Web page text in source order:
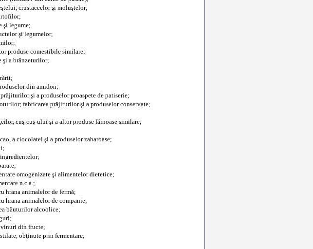
crustaceelor şi moluştelor;
şi legume;
şi legumelor;
produse comestibile similare;
şi a brânzeturilor;
din amidon;
şi a produselor proaspete de patiserie;
fabricarea prăjiturilor şi a produselor conservate;
cuş-cuş-ului şi a altor produse făinoase similare;
a ciocolatei şi a produselor zaharoase;
omogenizate şi alimentelor dietetice;
n.c.a.;
hrana animalelor de fermă;
hrana animalelor de companie;
băuturilor alcoolice;
din fructe;
obţinute prin fermentare;